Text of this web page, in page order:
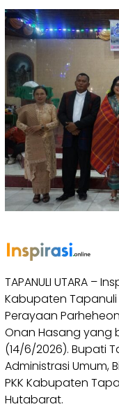
TAPANULI UTARA –
Kabupaten
Perayaan
Onan Hasang yang
(14/6/2026). Bupati
Administrasi Umum,
PKK Kabupaten
Hutabarat.